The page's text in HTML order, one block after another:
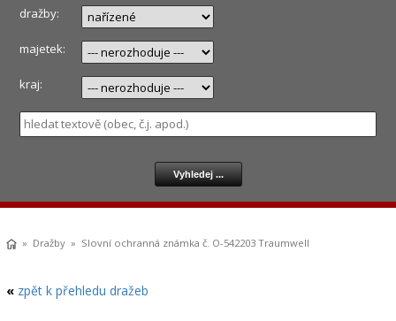
dražby:
majetek:
kraj:
» Dražby » Slovní ochranná známka č. O-542203 Traumwell
« zpět k přehledu dražeb